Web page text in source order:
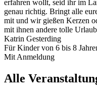
erfahren wollt, seid ihr im
genau richtig. Bringt alle
mit und wir gießen Kerzen
mit ihnen andere tolle
Katrin Gesterding
Für Kinder von 6 bis 8
Mit Anmeldung
Alle